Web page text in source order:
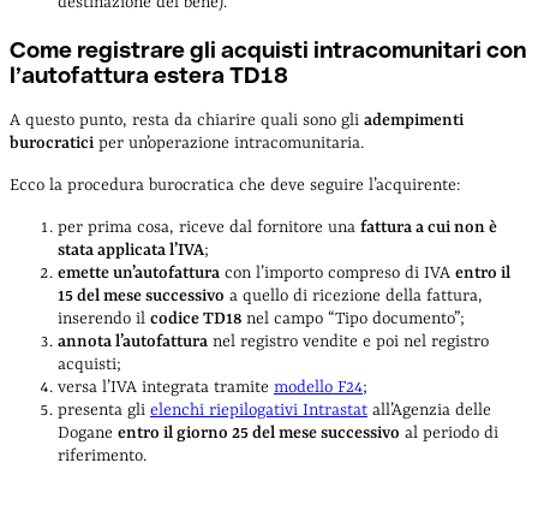
Come registrare gli acquisti intracomunitari con
l’autofattura estera TD18
A questo punto, resta da chiarire quali sono gli adempimenti
burocratici per un’operazione intracomunitaria.
Ecco la procedura burocratica che deve seguire l’acquirente:
per prima cosa, riceve dal fornitore una fattura a cui non è
stata applicata l’IVA;
emette un’autofattura con l’importo compreso di IVA entro il
15 del mese successivo a quello di ricezione della fattura,
inserendo il codice TD18 nel campo “Tipo documento”;
annota l’autofattura nel registro vendite e poi nel registro
acquisti;
versa l’IVA integrata tramite modello F24;
presenta gli elenchi riepilogativi Intrastat all’Agenzia delle
Dogane entro il giorno 25 del mese successivo al periodo di
riferimento.